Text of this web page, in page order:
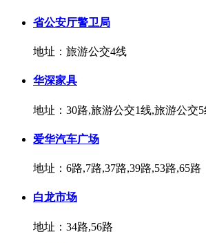
省公安厅警卫局
地址：旅游公交4线
华深家具
地址：30路,旅游公交1线,旅游公交5
爱华汽车广场
地址：6路,7路,37路,39路,53路,65路
白龙市场
地址：34路,56路